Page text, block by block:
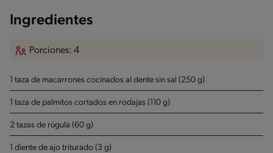
Ingredientes
Porciones: 4
1 taza de macarrones cocinados al dente sin sal (250 g)
1 taza de palmitos cortados en rodajas (110 g)
2 tazas de rúgula (60 g)
1 diente de ajo triturado (3 g)